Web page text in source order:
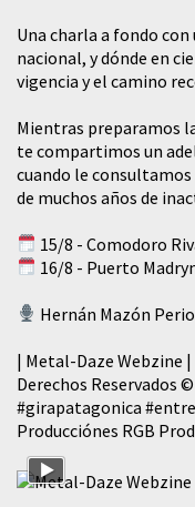
​Una charla a fondo
nacional, y dónde en
vigencia y el camino
Mientras preparamos
te compartimos un
cuando le consultamos
de muchos años de
15/8 - Comodoro
16/8 - Puerto
Hernán Mazón
| Metal-Daze Webzine
Derechos Reservados
#girapatagonica
Producciónes RGB